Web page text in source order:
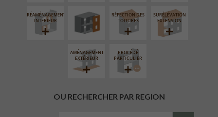
RÉAMÉNAGEMENT
INTÉRIEUR
RÉFECTION DES
TOITURES
SURÉLÉVATION
EXTENSION
AMÉNAGEMENT
EXTÉRIEUR
PROCÉDÉ
PARTICULIER
OU RECHERCHER PAR REGION